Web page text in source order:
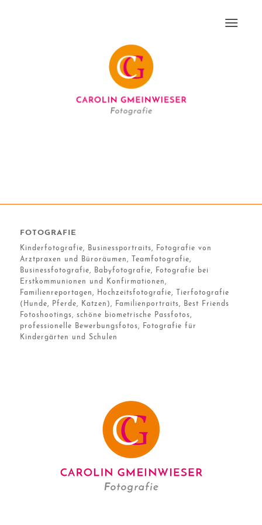
FOTOGRAFIE
Kinderfotografie, Businessportraits, Fotografie von
Arztpraxen und Büroräumen, Teamfotografie,
Businessfotografie, Babyfotografie, Fotografie bei
Erstkommunionen und Konfirmationen,
Familienreportagen, Hochzeitsfotografie, Tierfotografie
(Hunde, Pferde, Katzen), Familienportraits, Best Friends
Fotoshootings, schöne biometrische Passfotos,
professionelle Bewerbungsfotos, Fotografie für
Kindergärten und Schulen